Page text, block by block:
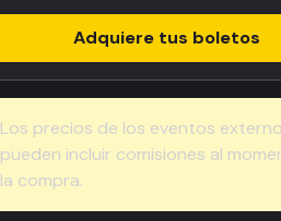
Adquiere tus boletos
Los precios de los eventos
pueden incluir comisiones al
la compra.